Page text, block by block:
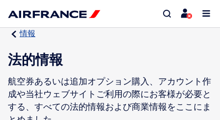
情報
法的情報
航空券あるいは追加オプション購入、アカウント作
成や当社ウェブサイトご利用の際にお客様が必要と
する、すべての法的情報および商業情報をここにま